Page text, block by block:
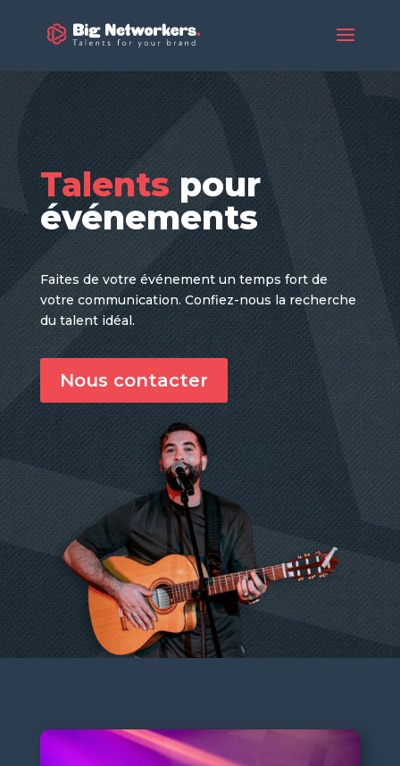
Talentspour
événements
Faites de votre événement un temps fort de
votre communication. Confiez-nous la recherche
du talent idéal.
Nous contacter